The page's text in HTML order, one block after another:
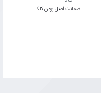
ﺿﻤﺎﻧﺖ اﺻﻞ ﺑﻮدن ﮐﺎﻟﺎ